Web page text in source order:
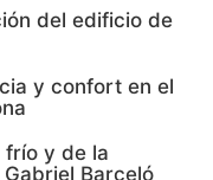
del edificio de
y confort en el
frío y de la
Barceló